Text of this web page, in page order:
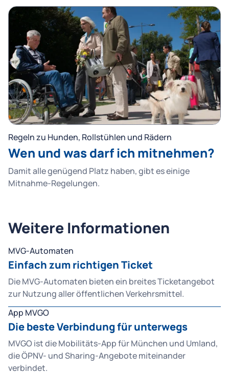
Regeln zu Hunden, Rollstühlen und Rädern
Wen und was darf ich mitnehmen?
Damit alle genügend Platz haben, gibt es einige
Mitnahme-Regelungen.
Weitere Informationen
MVG-Automaten
Einfach zum richtigen Ticket
Die MVG-Automaten bieten ein breites Ticketangebot
zur Nutzung aller öffentlichen Verkehrsmittel.
App MVGO
Die beste Verbindung für unterwegs
MVGO ist die Mobilitäts-App für München und Umland,
die ÖPNV- und Sharing-Angebote miteinander
verbindet.